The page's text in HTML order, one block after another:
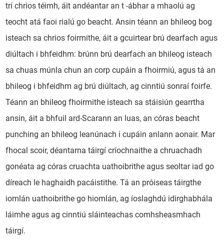
trí chrios téimh, áit andéantar an t -ábhar a mhaolú ag
teocht atá faoi rialú go beacht. Ansin téann an bhileog bog
isteach sa chrios foirmithe, áit a gcuirtear brú dearfach agus
diúltach i bhfeidhm: brúnn brú dearfach an bhileog isteach
sa chuas múnla chun an corp cupáin a fhoirmiú, agus tá an
bhileog i bhfeidhm ag brú diúltach, ag cinntiú sonraí foirfe.
Téann an bhileog fhoirmithe isteach sa stáisiún gearrtha
ansin, áit a bhfuil ard-Scarann ​​an luas, an córas beacht
punching an bhileog leanúnach i cupáin anlann aonair. Mar
fhocal scoir, déantarna táirgí críochnaithe a chruachadh
gonéata ag córas cruachta uathoibrithe agus seoltar iad go
díreach le haghaidh pacáistithe. Tá an próiseas táirgthe
iomlán uathoibrithe go hiomlán, ag íoslaghdú idirghabhála
láimhe agus ag cinntiú sláinteachas comhsheasmhach
táirgí.